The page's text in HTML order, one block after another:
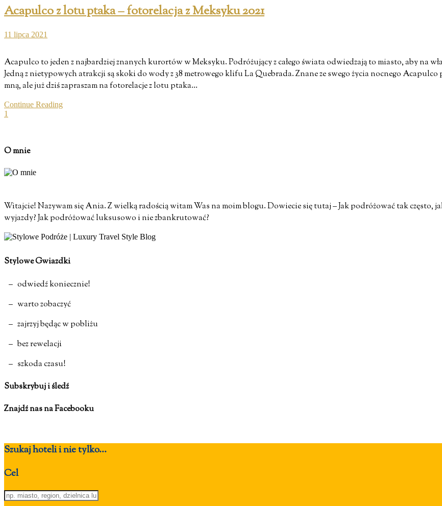
Acapulco z lotu ptaka – fotorelacja z Meksyku 2021
11 lipca 2021
Acapulco to jeden z najbardziej znanych kurortów w Meksyku. Podróżujący z całego świata odwiedzają to miasto, aby na
Jedną z nietypowych atrakcji są skoki do wody z 38 metrowego klifu La Quebrada. Znane ze swego życia nocnego
mną, ale już dziś zapraszam na fotorelacje z lotu ptaka…
Continue Reading
1
O mnie
Witajcie! Nazywam się Ania. Z wielką radością witam Was na moim blogu. Dowiecie się tutaj – Jak podróżować tak często,
wyjazdy? Jak podróżować luksusowo i nie zbankrutować?
Stylowe Gwiazdki
– odwiedź koniecznie!
– warto zobaczyć
– zajrzyj będąc w pobliżu
– bez rewelacji
– szkoda czasu!
Subskrybuj i śledź
Znajdź nas na Facebooku
Szukaj hoteli i nie tylko...
Cel